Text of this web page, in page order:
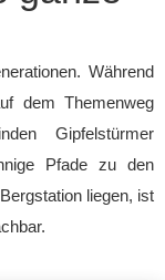
Während
dem Themenweg
Gipfelstürmer
Pfade zu den
liegen, ist